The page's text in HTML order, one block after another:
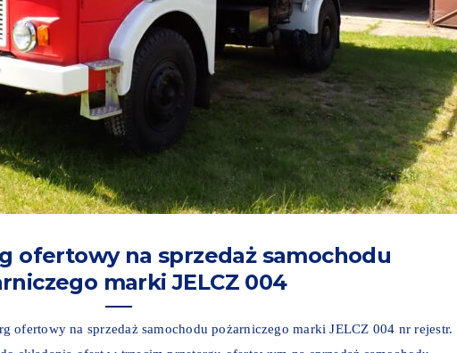
ofertowy na sprzedaż samochodu
marki JELCZ 004
ofertowy na sprzedaż samochodu pożarniczego marki JELCZ 004 nr rejestr.